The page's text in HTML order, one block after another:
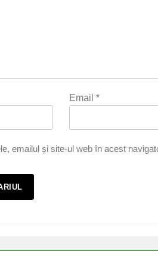
Email *
emailul și site-ul web în acest